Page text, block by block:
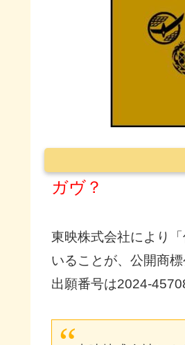
ガヴ？
東映株式会社により
いることが、公開商
出願番号は2024-